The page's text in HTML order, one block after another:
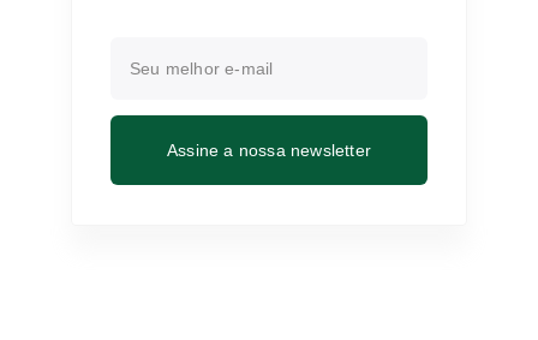
Assine a nossa newsletter